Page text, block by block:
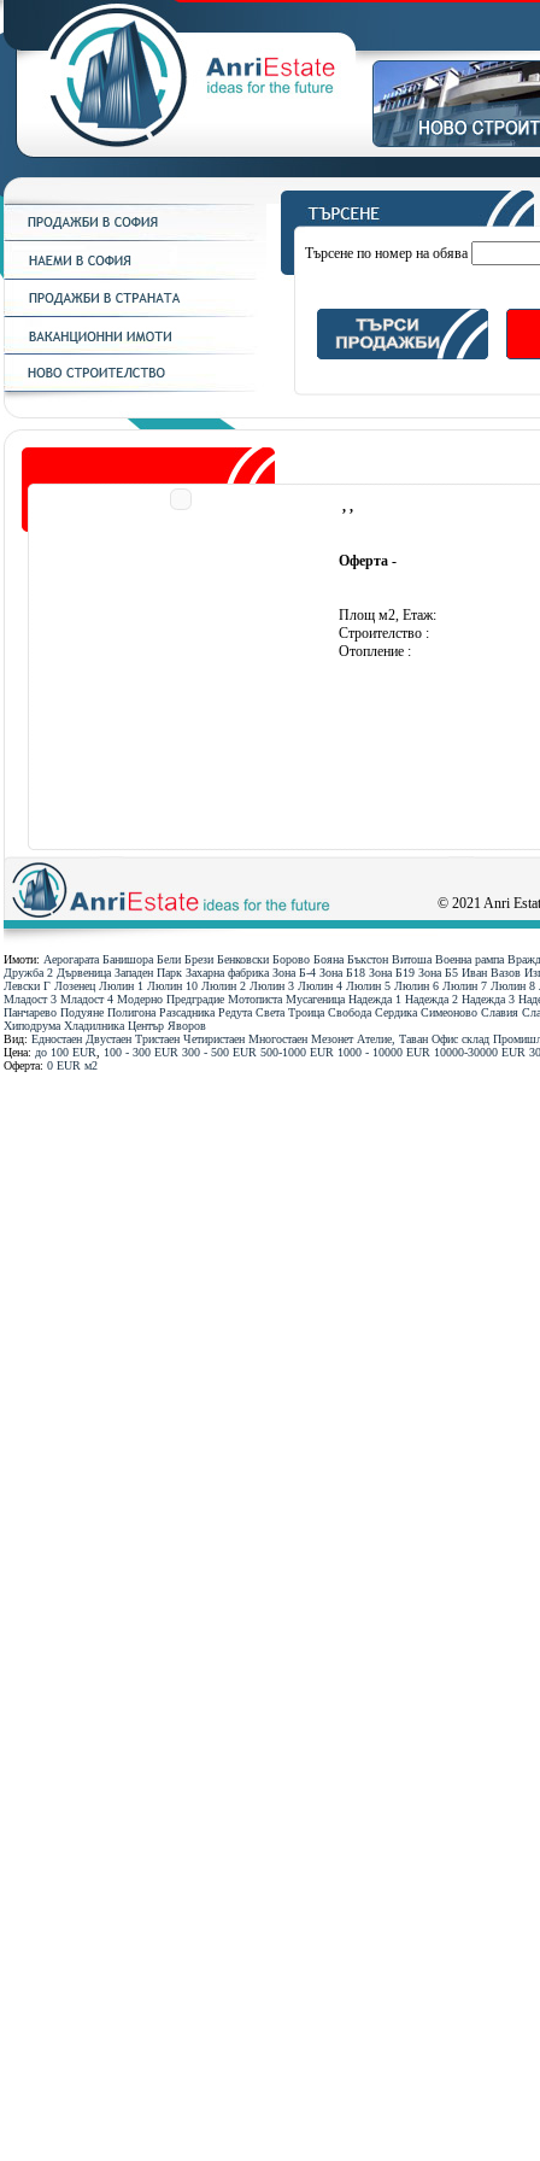
Търсене по номер на обява
, ,
Оферта -
Площ м2, Етаж:
Строителство :
Отопление :
© 2021 Anri
Имоти: Аерогарата Банишора Бели Брези Бенковски Борово Бояна Бъкстон Витоша Военна рампа
Дружба 2 Дървеница Западен Парк Захарна фабрика Зона Б-4 Зона Б18 Зона Б19 Зона Б5 Иван Вазов
Левски Г Лозенец Люлин 1 Люлин 10 Люлин 2 Люлин 3 Люлин 4 Люлин 5 Люлин 6 Люлин 7 Люлин 8
Младост 3 Младост 4 Модерно Предградие Мотописта Мусагеница Надежда 1 Надежда 2 Надежда 3
Панчарево Подуяне Полигона Разсадника Редута Света Троица Свобода Сердика Симеоново Славия
Хиподрума Хладилника Център Яворов
Вид: Едностаен Двустаен Тристаен Четиристаен Многостаен Мезонет Ателие, Таван Офис склад
Цена: до 100 ЕUR 100 - 300 ЕUR 300 - 500 ЕUR 500-1000 ЕUR 1000 - 10000 ЕUR 10000-30000 ЕUR
Оферта: 0 EUR м2